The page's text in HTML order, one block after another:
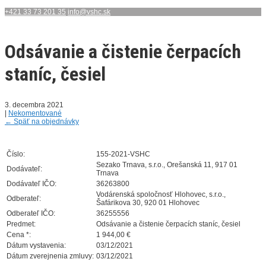
+421 33 73 201 35 info@vshc.sk
Odsávanie a čistenie čerpacích
staníc, česiel
3. decembra 2021
Nekomentované
← Späť na objednávky
Číslo:
155-2021-VSHC
Dodávateľ:
Sezako Trnava, s.r.o., Orešanská 11, 917 01
Trnava
Dodávateľ IČO:
36263800
Odberateľ:
Vodárenská spoločnosť Hlohovec, s.r.o.,
Šafárikova 30, 920 01 Hlohovec
Odberateľ IČO:
36255556
Predmet:
Odsávanie a čistenie čerpacích staníc, česiel
Cena *:
1 944,00 €
Dátum vystavenia:
03/12/2021
Dátum zverejnenia zmluvy: 03/12/2021